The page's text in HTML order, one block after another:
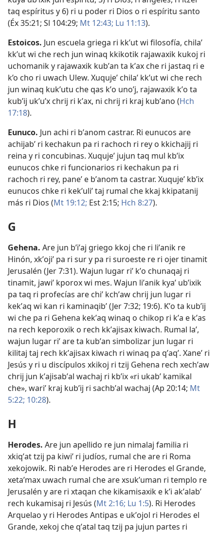
taq espíritus y 6) ri u poder ri Dios o ri espíritu santo
(Éx 35:21; Sl 104:29; Mt 12:43; Lu 11:13).
Estoicos. Jun escuela griega ri kkʼut wi filosofía, chilaʼ
kkʼut wi che rech jun winaq kkikotik rajawaxik kukoj ri
uchomanik y rajawaxik kubʼan ta kʼax che ri jastaq ri e
k’o cho ri uwach Ulew. Xuqujeʼ chilaʼ kkʼut wi che rech
jun winaq kukʼutu che qas kʼo unoʼj, rajawaxik kʼo ta
kubʼij ukʼuʼx chrij ri kʼax, ni chrij ri kraj kubʼano (Hch
17:18).
Eunuco. Jun achi ri bʼanom castrar. Ri eunucos are
achijabʼ ri kechakun pa ri rachoch ri rey o kkichajij ri
reina y ri concubinas. Xuqujeʼ jujun taq mul kbʼix
eunucos chke ri funcionarios ri kechakun pa ri
rachoch ri rey, paneʼ e bʼanom ta castrar. Xuqujeʼ kbʼix
eunucos chke ri kekʼuliʼ taj rumal che kkaj kkipatanij
más ri Dios (Mt 19:12; Est 2:15; Hch 8:27).
G
Gehena. Are jun bʼiʼaj griego kkoj che ri liʼanik re
Hinón, xkʼojiʼ pa ri sur y pa ri suroeste re ri ojer tinamit
Jerusalén (Jer 7:31). Wajun lugar riʼ kʼo chunaqaj ri
tinamit, jawiʼ kporox wi mes. Wajun liʼanik kyaʼ ubʼixik
pa taq ri profecías are chiʼ kchʼaw chrij jun lugar ri
kekʼaq wi kan ri kaminaqibʼ (Jer 7:32; 19:6). Kʼo ta kubʼij
wi che pa ri Gehena kekʼaq winaq o chikop ri kʼa e kʼas
na rech keporoxik o rech kkʼajisax kiwach. Rumal laʼ,
wajun lugar riʼ are ta kubʼan simbolizar jun lugar ri
kilitaj taj rech kkʼajisax kiwach ri winaq pa qʼaqʼ. Xaneʼ ri
Jesús y ri u discípulos xkikoj ri tzij Gehena rech xechʼaw
chrij jun kʼajisabʼal wachaj ri kbʼix «ri ukabʼ kamikal
che», wariʼ kraj kubʼij ri sachbʼal wachaj (Ap 20:14; Mt
5:22; 10:28).
H
Herodes. Are jun apellido re jun nimalaj familia ri
xkiqʼat tzij pa kiwiʼ ri judíos, rumal che are ri Roma
xekojowik. Ri nabʼe Herodes are ri Herodes el Grande,
xetaʼmax uwach rumal che are xsukʼuman ri templo re
Jerusalén y are ri xtaqan che kikamisaxik e kʼi akʼalabʼ
rech kukamisaj ri Jesús (Mt 2:16; Lu 1:5). Ri Herodes
Arquelao y ri Herodes Antipas e ukʼojol ri Herodes el
Grande, xekoj che qʼatal taq tzij pa jujun partes ri